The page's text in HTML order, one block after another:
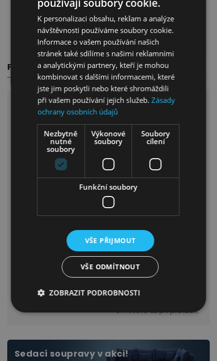
42 299,00Kč
Více informací
6 949,00
Více informací
PROČ NAKOUPIT U NÁS?
Doprava zdarma
Nakupte u nás nad 5
000 kč
a my Vám nábytek
dovezeme
zdarma, kamkoliv v rámci
Pomoc s výnosem
Rádi Vám pomůžeme s
výnosem.
Můžete si u nás zaplatit
službu
asistence řidiče při
nebo kompletní výnos.
Vysoká kvalita zboží
U nás najdete velký výběr
kvalitního čalouněného
i dřevěného nábytku.
Způsob platby
U nás si můžete vybrat
zda chcete platit
či hotově až při převzetí.
Sedací soupravy v akci!
používají soubory cookie.
K personalizaci obsahu, reklam a analýze
návštěvnosti používáme soubory cookie.
Informace o vašem používání našich
stránek také sdílíme s našimi reklamními
a analytickými partnery, kteří je mohou
kombinovat s dalšími informacemi, které
jste jim poskytli nebo které shromáždili
při vašem používání jejich služeb.Zásady
ochrany osobních údajů
Nezbytně
nutné
soubory
Výkonové
soubory
Soubory
cílení
Funkční soubory
VŠE PŘIJMOUT
VŠE ODMÍTNOUT
ZOBRAZIT PODROBNOSTI